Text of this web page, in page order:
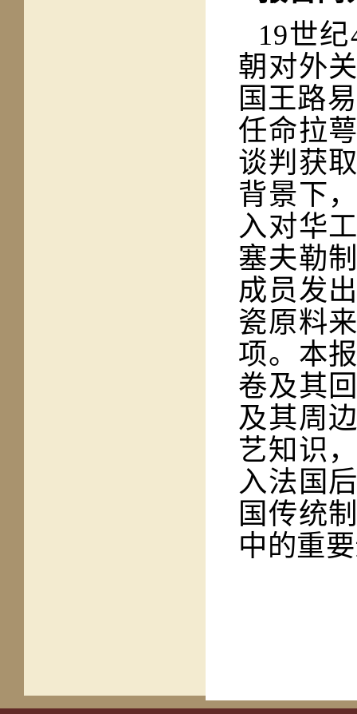
19世
朝对外
国王路
任命拉
谈判获
背景下
入对华
塞夫勒
成员发
瓷原料
项。本
卷及其
及其周
艺知识
入法国
国传统
中的重